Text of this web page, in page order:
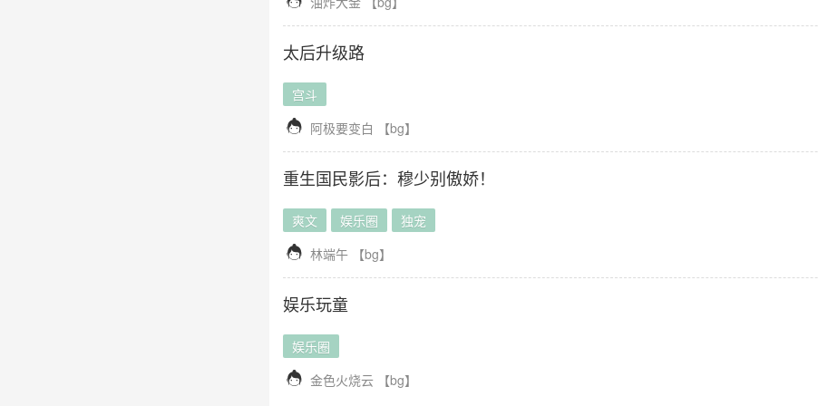
太后升级路
宫斗
 阿极要变白 【bg】
重生国民影后：穆少别傲娇！
爽文 娱乐圈 独宠
 林端午 【bg】
娱乐玩童
娱乐圈
 金色火烧云 【bg】